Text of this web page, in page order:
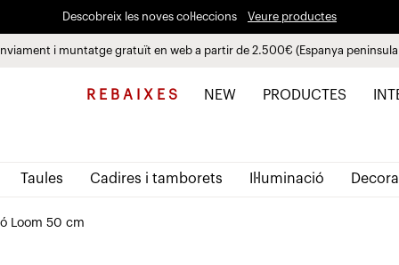
Paga a plaços fins a 3 mesos sense interessos 0% TAE
Descobreix les noves col·leccions Veure productes
i muntatge gratuït en web a partir de 2.500€ (Espanya
R E B A I X E S NEW PRODUCTES
Taules Cadires i tamborets Il·luminació
Loom 50 cm